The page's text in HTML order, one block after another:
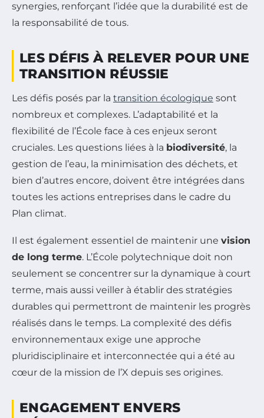
synergies, renforçant l’idée que la durabilité est de
la responsabilité de tous.
LES DÉFIS À RELEVER POUR UNE
TRANSITION RÉUSSIE
Les défis posés par la transition écologique sont
nombreux et complexes. L’adaptabilité et la
flexibilité de l’École face à ces enjeux seront
cruciales. Les questions liées à la biodiversité, la
gestion de l’eau, la minimisation des déchets, et
bien d’autres encore, doivent être intégrées dans
toutes les actions entreprises dans le cadre du
Plan climat.
Il est également essentiel de maintenir une vision
de long terme. L’École polytechnique doit non
seulement se concentrer sur la dynamique à court
terme, mais aussi veiller à établir des stratégies
durables qui permettront de maintenir les progrès
réalisés dans le temps. La complexité des défis
environnementaux exige une approche
pluridisciplinaire et interconnectée qui a été au
cœur de la mission de l’X depuis ses origines.
ENGAGEMENT ENVERS